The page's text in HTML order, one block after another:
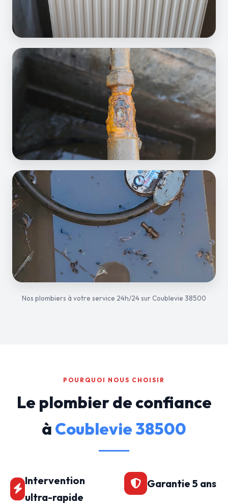
Nos plombiers à votre service 24h/24 sur Coublevie 38500
POURQUOI NOUS CHOISIR
Le plombier de confiance
à Coublevie 38500
Intervention
ultra-rapide
Garantie 5 ans